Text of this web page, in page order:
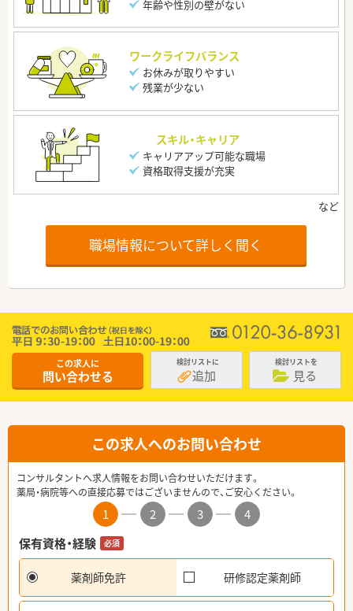
年齢や性別の壁がない
ワークライフバランス
お休みが取りやすい
残業が少ない
スキル・キャリア
キャリアアップ可能な職場
資格取得支援が充実
職場情報について詳しく聞く
この求人に
問い合わせる
検討リストに
追加
検討リストを
見る
この求人へのお問い合わせ
コンサルタントへ求人情報をお問い合わせいただけます。
薬局・病院等への直接応募ではございませんので、ご安心ください。
1 2 3
4
保有資格・経験
必須
薬剤師免許 研修認定薬剤師